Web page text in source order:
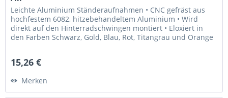
Leichte Aluminium Ständeraufnahmen • CNC gefräst aus
hochfestem 6082, hitzebehandeltem Aluminium • Wird
direkt auf den Hinterradschwingen montiert • Eloxiert in
den Farben Schwarz, Gold, Blau, Rot, Titangrau und Orange
15,26 €
Merken